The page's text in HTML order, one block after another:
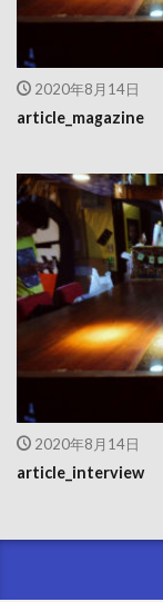
2020年8月14日
article_magazine
2020年8月14日
article_interview